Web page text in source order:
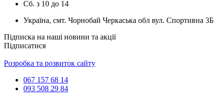
Сб. з 10 до 14
Україна, смт. Чорнобай Черкаська обл вул. Спортивна 3Б
Підписка на наші новини та акції
Підписатися
Розробка та розвиток сайту
067 157 68 14
093 508 29 84